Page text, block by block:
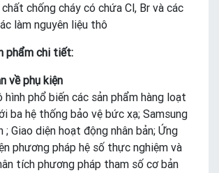
chống cháy có chứa Cl, Br và các
làm nguyên liệu thô
phẩm chi tiết:
về phụ kiện
hình phổ biến các sản phẩm hàng loạt
ba hệ thống bảo vệ bức xạ; Samsung
Giao diện hoạt động nhân bản; Ứng
phương pháp hệ số thực nghiệm và
tích phương pháp tham số cơ bản